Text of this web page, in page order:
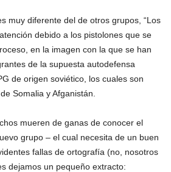
muy diferente del de otros grupos, “Los
debido a los pistolones que se
en la imagen con la que se han
de la supuesta autodefensa
de origen soviético, los cuales son
Somalia y Afganistán.
mueren de ganas de conocer el
grupo – el cual necesita de un buen
fallas de ortografía (no, nosotros
dejamos un pequeño extracto: